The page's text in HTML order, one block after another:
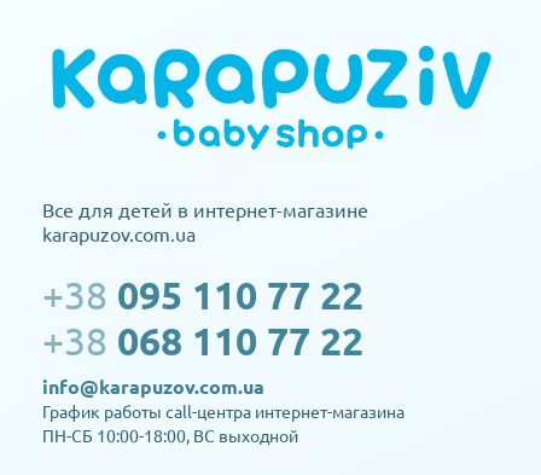
Все для детей в интернет-магазине
karapuzov.com.ua
+38 095 110 77 22
+38 068 110 77 22
info@karapuzov.com.ua
График работы call-центра интернет-магазина
ПН-СБ 10:00-18:00, ВС выходной